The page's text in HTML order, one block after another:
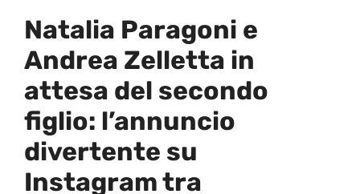
Natalia Paragoni e
Andrea Zelletta in
attesa del secondo
figlio: l’annuncio
divertente su
Instagram tra